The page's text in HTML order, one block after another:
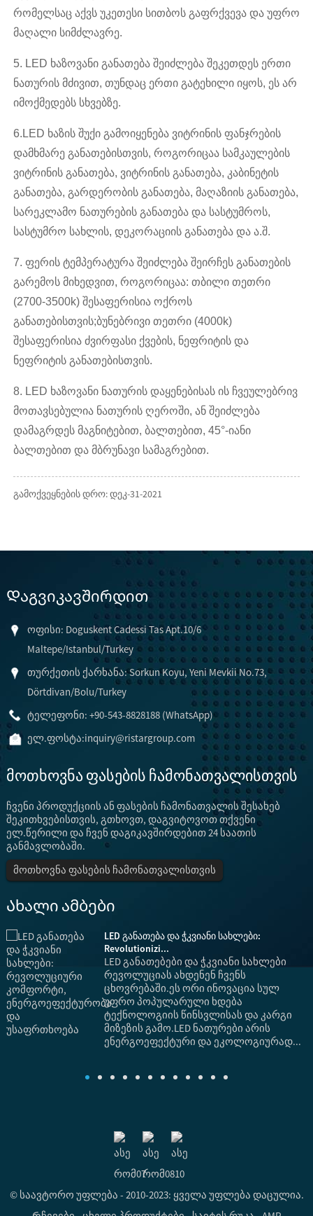
რომელსაც აქვს უკეთესი სითბოს გაფრქვევა და უფრო
მაღალი სიმძლავრე.
5. LED ხაზოვანი განათება შეიძლება შეკეთდეს ერთი
ნათურის მძივით, თუნდაც ერთი გატეხილი იყოს, ეს არ
იმოქმედებს სხვებზე.
6.LED ხაზის შუქი გამოიყენება ვიტრინის ფანჯრების
დამხმარე განათებისთვის, როგორიცაა სამკაულების
ვიტრინის განათება, ვიტრინის განათება, კაბინეტის
განათება, გარდერობის განათება, მაღაზიის განათება,
სარეკლამო ნათურების განათება და სასტუმროს,
სასტუმრო სახლის, დეკორაციის განათება და ა.შ.
7. ფერის ტემპერატურა შეიძლება შეირჩეს განათების
გარემოს მიხედვით, როგორიცაა: თბილი თეთრი
(2700-3500k) შესაფერისია ოქროს
განათებისთვის;ბუნებრივი თეთრი (4000k)
შესაფერისია ძვირფასი ქვების, ნეფრიტის და
ნეფრიტის განათებისთვის.
8. LED ხაზოვანი ნათურის დაყენებისას ის ჩვეულებრივ
მოთავსებულია ნათურის ღეროში, ან შეიძლება
დამაგრდეს მაგნიტებით, ბალთებით, 45°-იანი
ბალთებით და მბრუნავი სამაგრებით.
გამოქვეყნების დრო: დეკ-31-2021
Დაგვიკავშირდით
ოფისი: Doguskent Cadessi Tas Apt.10/6
Maltepe/Istanbul/Turkey
თურქეთის ქარხანა: Sorkun Koyu, Yeni Mevkii No.73,
Dörtdivan/Bolu/Turkey
ტელეფონი: +90-543-8828188 (WhatsApp)
ელ.ფოსტა:inquiry@ristargroup.com
მოთხოვნა ფასების ჩამონათვალისთვის
ჩვენი პროდუქციის ან ფასების ჩამონათვალის შესახებ
შეკითხვებისთვის, გთხოვთ, დაგვიტოვოთ თქვენი
ელ.წერილი და ჩვენ დაგიკავშირდებით 24 საათის
განმავლობაში.
მოთხოვნა ფასების ჩამონათვალისთვის
Ახალი ამბები
LED განათება და ჭკვიანი სახლები:
Revolutionizi...
LED განათებები და ჭკვიანი სახლები
რევოლუციას ახდენენ ჩვენს
ცხოვრებაში.ეს ორი ინოვაცია სულ
უფრო პოპულარული ხდება
ტექნოლოგიის წინსვლისას და კარგი
მიზეზის გამო.LED ნათურები არის
ენერგოეფექტური და ეკოლოგიურად...
© საავტორო უფლება - 2010-2023: ყველა უფლება დაცულია.